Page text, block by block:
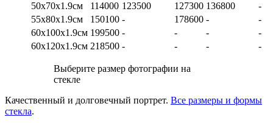
50х70х1.9см
114000 123500 127300 136800
-
55х80х1.9см
150100 - 178600 -
-
60х100х1.9см 199500 - - -
-
60х120х1.9см 218500 - - - -
Выберите размер фотографии на
стекле
Качественный и долговечный портрет. Все размеры и формы
стекла.